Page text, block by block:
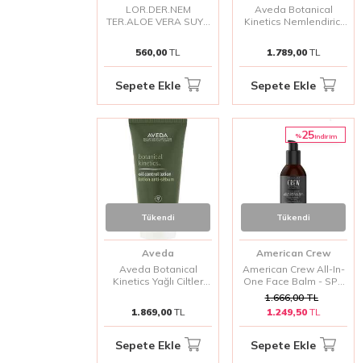
LOR.DER.NEM
TER.ALOE VERA SUYU
560,00 TL
Sepete Ekle
Aveda Botanical
Kinetics Nemlendirici
1.789,00TL
Sepete Ekle
Tükendi
Aveda
Aveda Botanical
Kinetics Yağlı Ciltler
1.869,00TL
Sepete Ekle
%25i̇ndirim
Tükendi
American Crew
American Crew All-In-
One Face Balm - SPF
15 Güneş Koruyucu ve
Çok Fonksiyonlu Cilt
Bakım Balsamı 170ml
1.666,00TL
1.249,50TL
Sepete Ekle